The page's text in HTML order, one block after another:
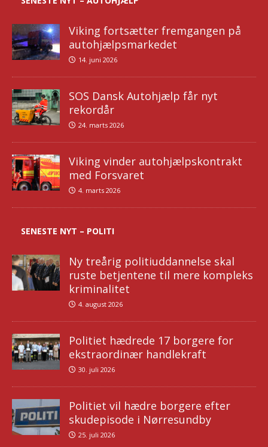
Viking fortsætter fremgangen på
autohjælpsmarkedet
14. juni 2026
SOS Dansk Autohjælp får nyt
rekordår
24. marts 2026
Viking vinder autohjælpskontrakt
med Forsvaret
4. marts 2026
SENESTE NYT – POLITI
Ny treårig politiuddannelse skal
ruste betjentene til mere kompleks
kriminalitet
4. august 2026
Politiet hædrede 17 borgere for
ekstraordinær handlekraft
30. juli 2026
Politiet vil hædre borgere efter
skudepisode i Nørresundby
25. juli 2026